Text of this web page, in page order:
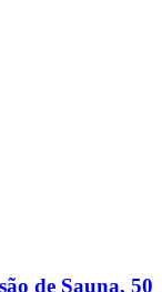
de Sauna, 50